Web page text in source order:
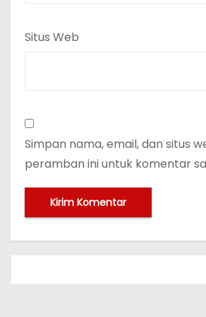
Situs Web
Simpan nama, email, dan situs
peramban ini untuk komentar